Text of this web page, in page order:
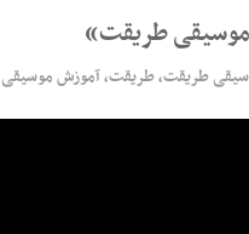
موسیقی طریقت»
طریقت,طریقت,آموزش موسیقی